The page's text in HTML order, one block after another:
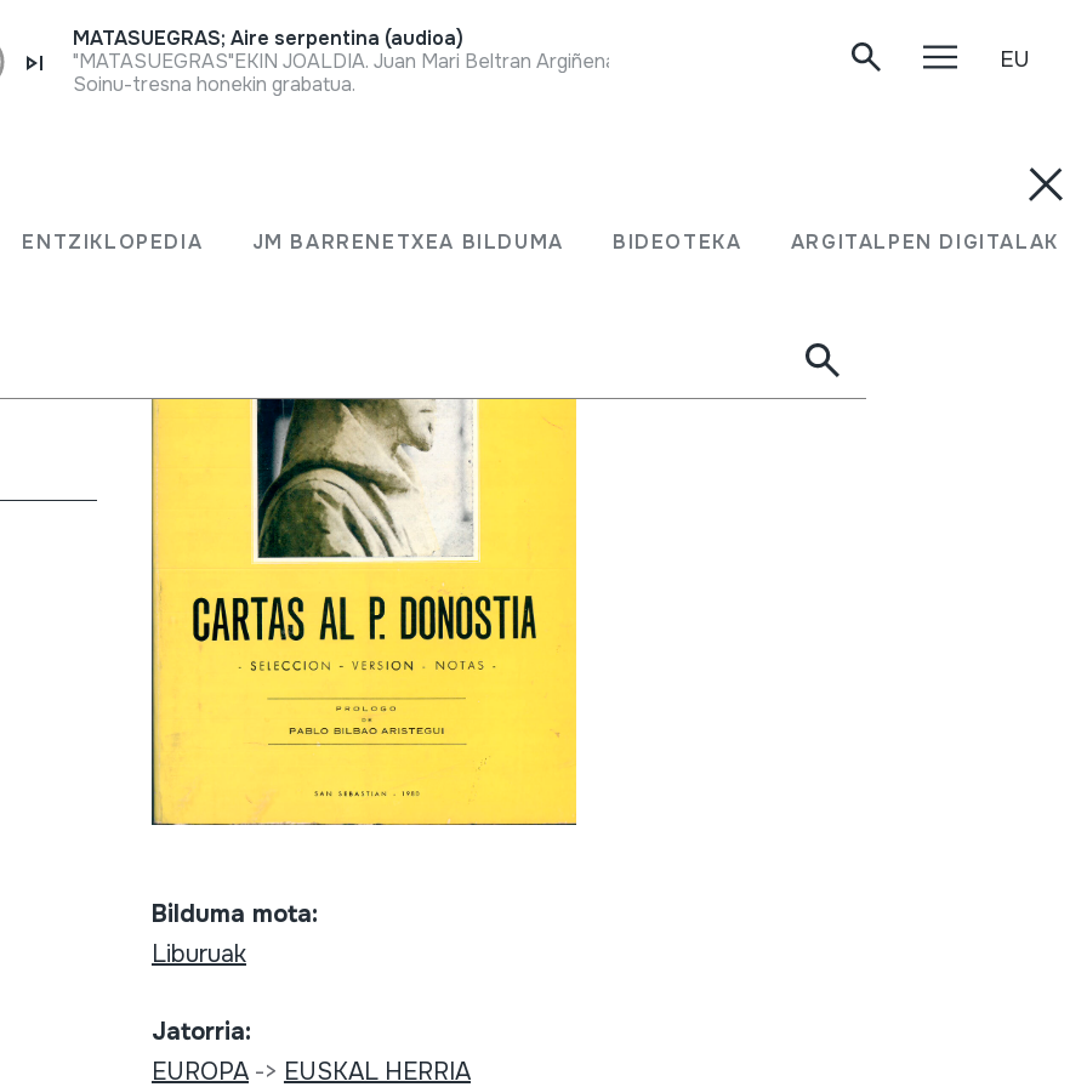
ENTZIKLOPEDIA JM BARRENETXEA BILDUMA BIDEOTEKA ARGITALPEN DIGITALAK
MATASUEGRAS; Aire serpentina (audioa)
Soinu-tresna honekin grabatua.
EU
Bilduma mota:
Liburuak
Jatorria:
EUROPA-> EUSKAL HERRIA